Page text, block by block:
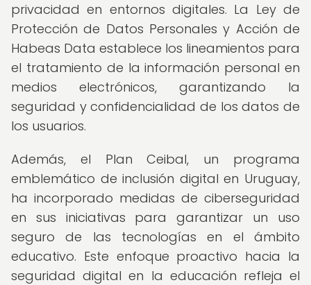
privacidad en entornos digitales. La Ley de
Protección de Datos Personales y Acción de
Habeas Data establece los lineamientos para
el tratamiento de la información personal en
medios electrónicos, garantizando la
seguridad y confidencialidad de los datos de
los usuarios.
Además, el Plan Ceibal, un programa
emblemático de inclusión digital en Uruguay,
ha incorporado medidas de ciberseguridad
en sus iniciativas para garantizar un uso
seguro de las tecnologías en el ámbito
educativo. Este enfoque proactivo hacia la
seguridad digital en la educación refleja el